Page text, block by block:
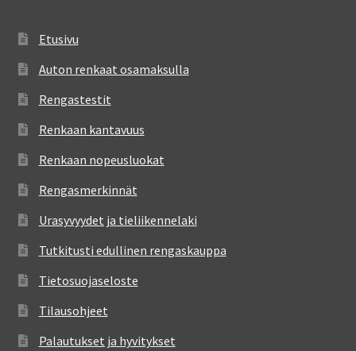
Etusivu
Auton renkaat osamaksulla
Rengastestit
Renkaan kantavuus
Renkaan nopeusluokat
Rengasmerkinnät
Urasyvyydet ja tieliikennelaki
Tutkitusti edullinen rengaskauppa
Tietosuojaseloste
Tilausohjeet
Palautukset ja hyvitykset